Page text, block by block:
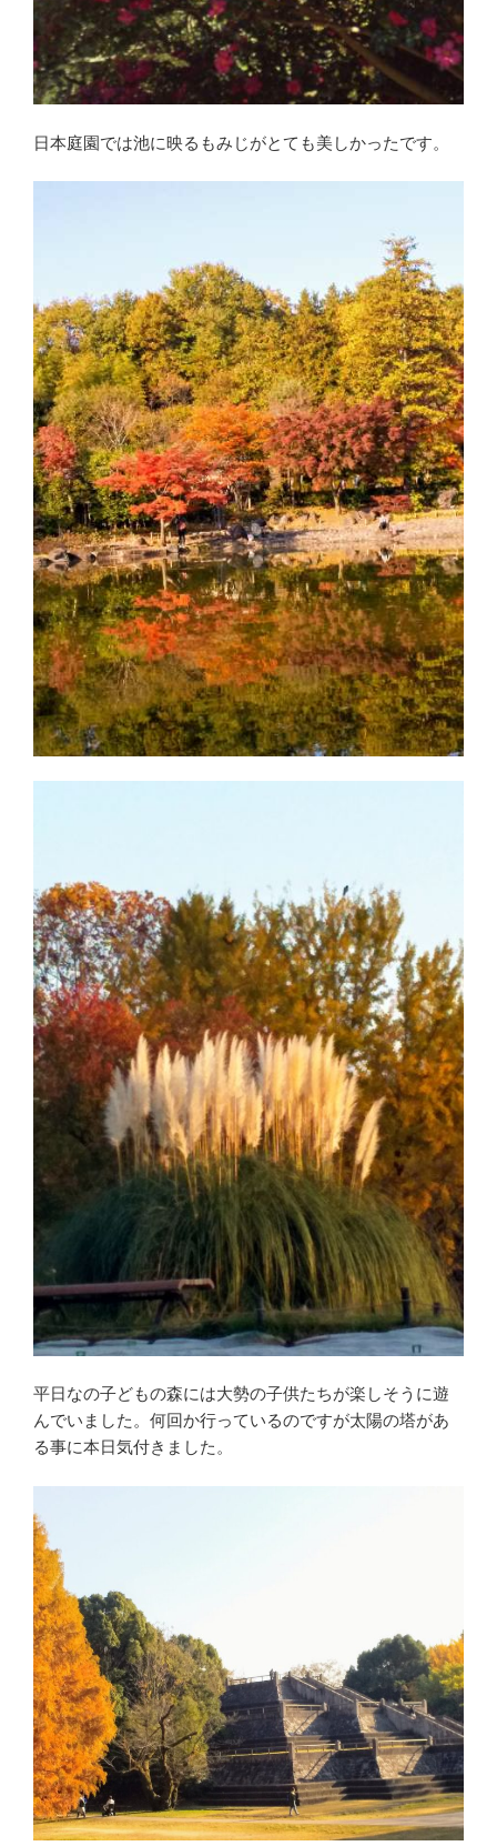
日本庭園では池に映るもみじがとても美しかったです。
平日なの子どもの森には大勢の子供たちが楽しそうに遊
んでいました。何回か行っているのですが太陽の塔があ
る事に本日気付きました。